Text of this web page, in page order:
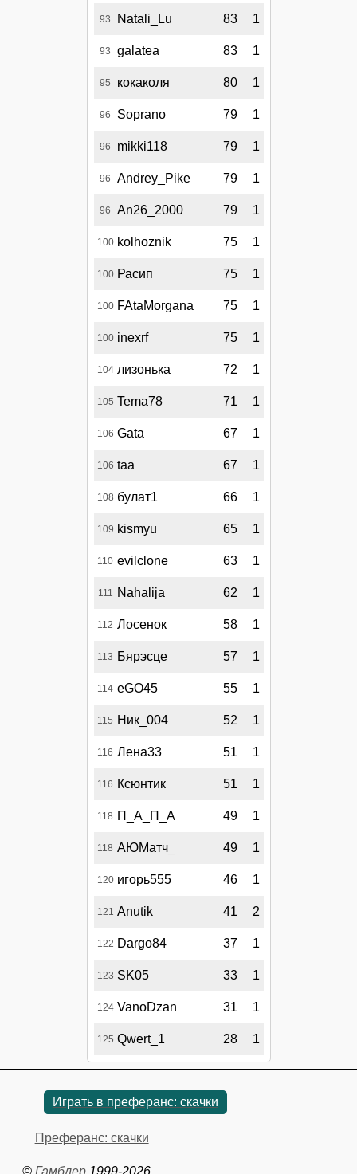
93 Natali_Lu 83 1
93 galatea 83 1
95 кокаколя 80 1
96 Soprano 79 1
96 mikki118 79 1
96 Andrey_Pike 79 1
96 An26_2000 79 1
100 kolhoznik 75 1
100 Расип 75 1
100 FAtaMorgana 75 1
100 inexrf 75 1
104 лизонька 72 1
105 Tema78 71 1
106 Gata 67 1
106 taa 67 1
108 булат1 66 1
109 kismyu 65 1
110 evilclone 63 1
111 Nahalija 62 1
112 Лосенок 58 1
113 Бярэсце 57 1
114 eGO45 55 1
115 Ник_004 52 1
116 Лена33 51 1
116 Ксюнтик 51 1
118 П_А_П_А 49 1
118 АЮМатч_ 49 1
120 игорь555 46 1
121 Anutik 41 2
122 Dargo84 37 1
123 SK05 33 1
124 VanoDzan 31 1
125 Qwert_1 28 1
Играть в преферанс: скачки
Преферанс: скачки
© Гамблер1999-2026